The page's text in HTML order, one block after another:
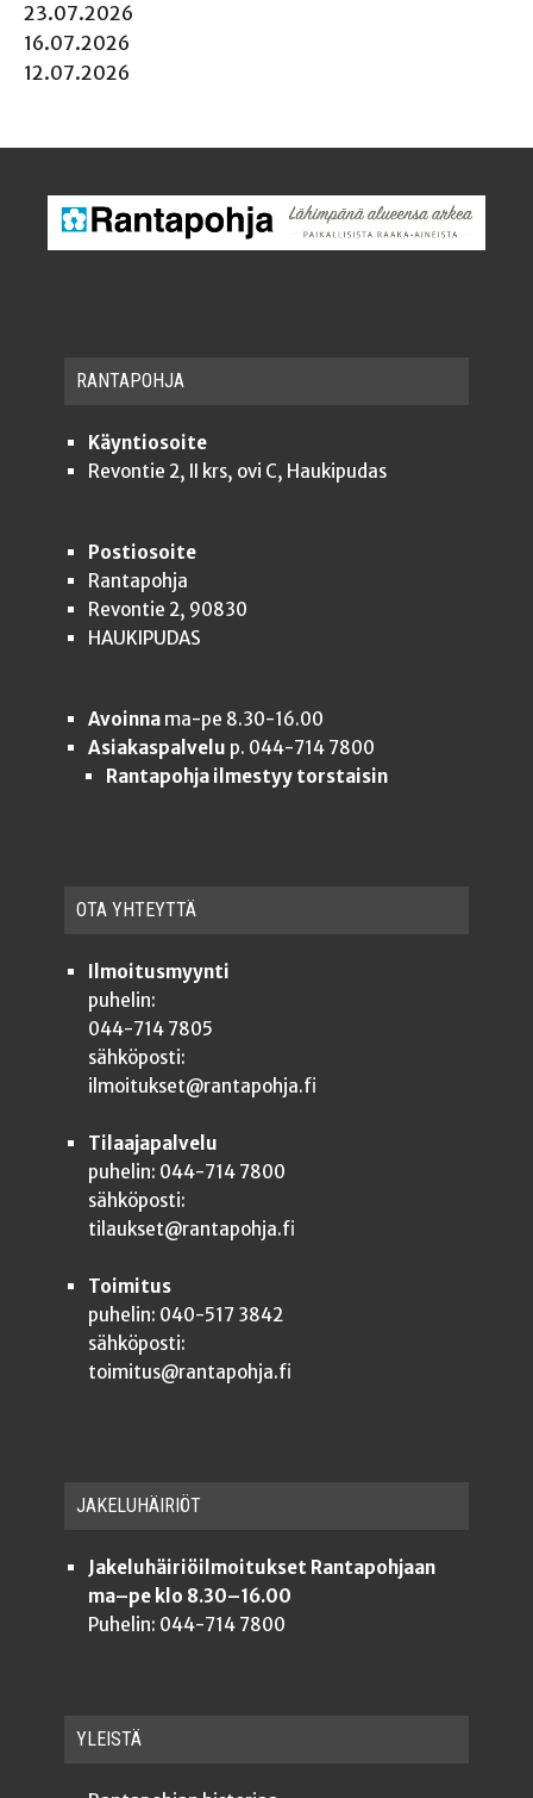
23.07.2026
16.07.2026
12.07.2026
RAN­TA­POH­JA
Käyntiosoite
Revontie 2, II krs, ovi C, Haukipudas
Postiosoite
Rantapohja
Revontie 2, 90830
HAUKIPUDAS
Avoinnama-pe 8.30-16.00
Asiakaspalvelu p. 044-714 7800
Rantapohja ilmestyy torstaisin
OTA YHTEYT­TÄ
Ilmoitusmyynti
puhelin:
044-714 7805
sähköposti:
ilmoitukset@rantapohja.fi
Tilaajapalvelu
puhelin: 044-714 7800
sähköposti:
tilaukset@rantapohja.fi
Toimitus
puhelin: 040-517 3842
sähköposti:
toimitus@rantapohja.fi
JAKE­LU­HÄI­RIÖT
Jakeluhäiriöilmoitukset Rantapohjaan
ma–pe klo 8.30–16.00
Puhelin: 044-714 7800
YLEISTÄ